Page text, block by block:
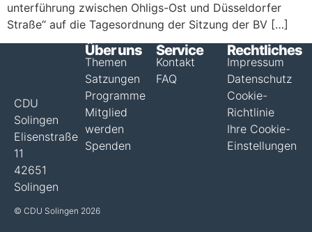
un­ter­füh­rung zwi­schen Ohligs-Ost und Düs­sel­dor­fer
Stra­ße“ auf die Tages­ord­nung der Sit­zung der BV […]
CDU
Solingen
Elisenstraße
11
42651
Solingen
Über uns
Themen
Satzungen
Programme
Mitglied
werden
Spenden
Service
Kontakt
FAQ
Rechtliches
Impressum
Datenschutz
Cookie-
Richtlinie
Ihre Cookie-
Einstellungen
© CDU Solingen 2026